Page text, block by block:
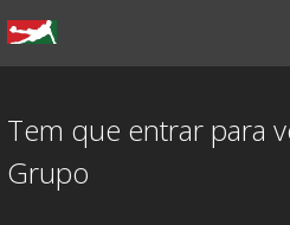
Tem que entrar para
Grupo